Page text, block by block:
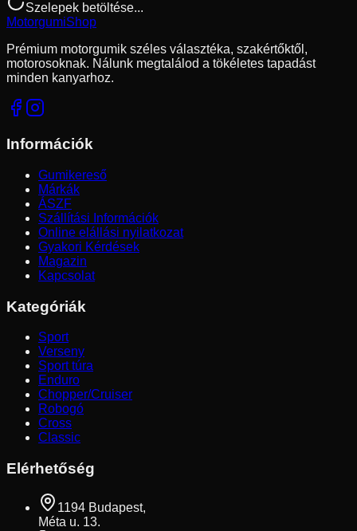
Szelepek betöltése...
MotorgumiShop
Prémium motorgumik széles választéka, szakértőktől,
motorosoknak. Nálunk megtalálod a tökéletes tapadást
minden kanyarhoz.
Információk
Gumikereső
Márkák
ÁSZF
Szállítási Információk
Online elállási nyilatkozat
Gyakori Kérdések
Magazin
Kapcsolat
Kategóriák
Sport
Verseny
Sport túra
Enduro
Chopper/Cruiser
Robogó
Cross
Classic
Elérhetőség
1194 Budapest,
Méta u. 13.